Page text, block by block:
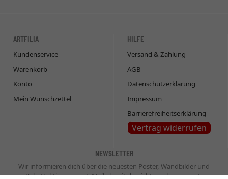
ARTFILIA
Kundenservice
Warenkorb
Konto
Mein Wunschzettel
HILFE
Versand & Zahlung
AGB
Datenschutzerklärung
Impressum
Barrierefreiheitserklärung
Vertrag widerrufen
NEWSLETTER
Wir informieren dich über die neuesten Poster, Wandbilder und
Rabattaktionen per E-Mail, damit du nichts mehr verpasst.